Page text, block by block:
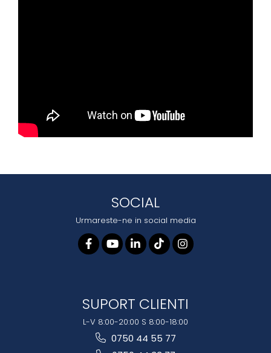
SOCIAL
Urmareste-ne in social media
SUPORT CLIENTI
L-V 8:00-20:00 S 8:00-18:00
0750 44 55 77